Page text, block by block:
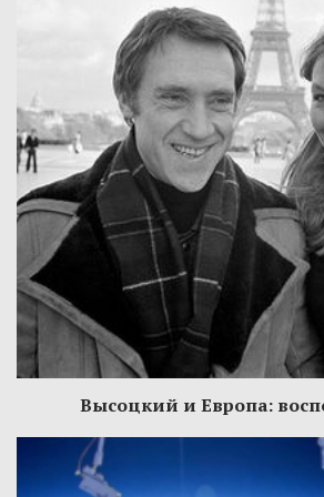
Высоцкий и Европа: